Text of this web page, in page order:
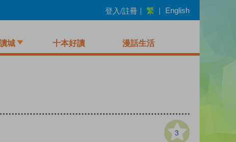
登入/註冊 | 繁 | English
城 十本好讀 漫話生活
3